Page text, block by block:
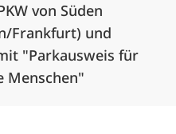
von Süden
Frankfurt) und
"Parkausweis für
Menschen"